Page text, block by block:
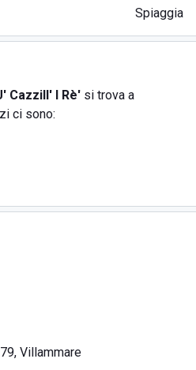
Spiaggia
Cazzill' I Rè' si trova a
ci sono:
italiana, e prosegue con
Villammare